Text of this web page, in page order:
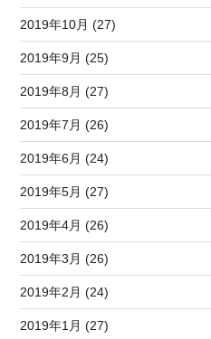
2019年10月 (27)
2019年9月 (25)
2019年8月 (27)
2019年7月 (26)
2019年6月 (24)
2019年5月 (27)
2019年4月 (26)
2019年3月 (26)
2019年2月 (24)
2019年1月 (27)